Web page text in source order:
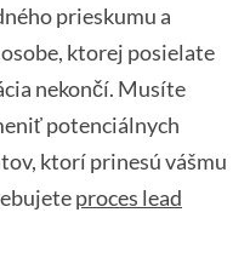
prieskumu a
ktorej posielate
nekončí. Musíte
potenciálnych
ktorí prinesú vášmu
proces lead